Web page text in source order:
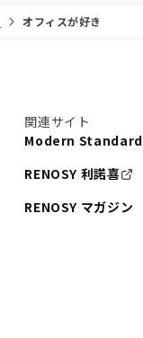
オフィスが好き
関連サイト
Modern Standard
RENOSY 利諾喜
RENOSY マガジン